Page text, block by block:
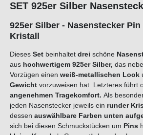
SET 925er Silber
925er Silber - Nasenstecker
Kristall
Dieses Set beinhaltet drei schöne
aus hochwertigem 925er Silber, das
Vorzügen einen weiß-metallischen Look
Gewicht vorzuweisen hat. Letzteres führt
angenehmen Tragekomfort. Als
jeden Nasenstecker jeweils ein runder
dessen auswählbare Farben unten
sich bei diesen Schmuckstücken um Pins